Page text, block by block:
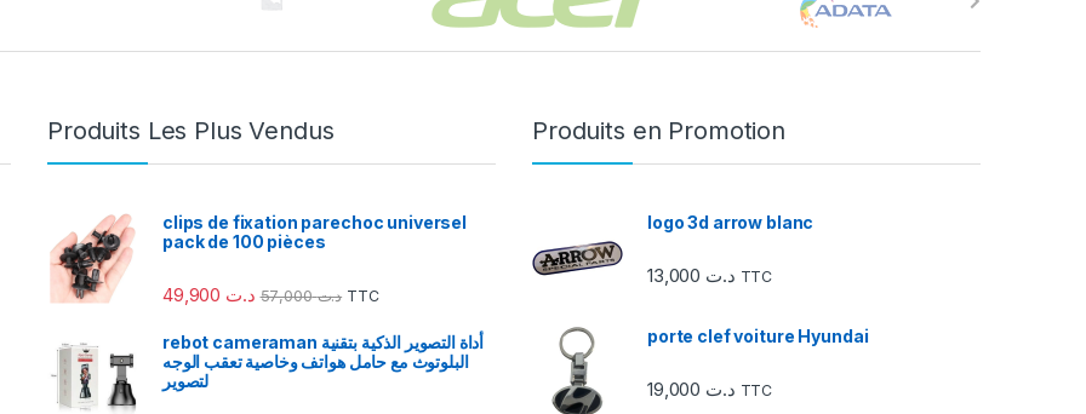
Produits Les Plus Vendus
clips de fixation parechoc universel
pack de 100 pièces
د.ت د.ت57,000 TTC
rebot cameraman أداة التصوير الذكية بتقنية
البلوتوث مع حامل هواتف وخاصية تعقب الوجه
لتصوير
Produits en Promotion
logo 3d arrow blanc
د.ت TTC
porte clef voiture Hyundai
د.ت TTC